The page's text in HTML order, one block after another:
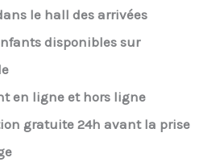
le hall des arrivées
disponibles sur
en ligne et hors ligne
gratuite 24h avant la prise